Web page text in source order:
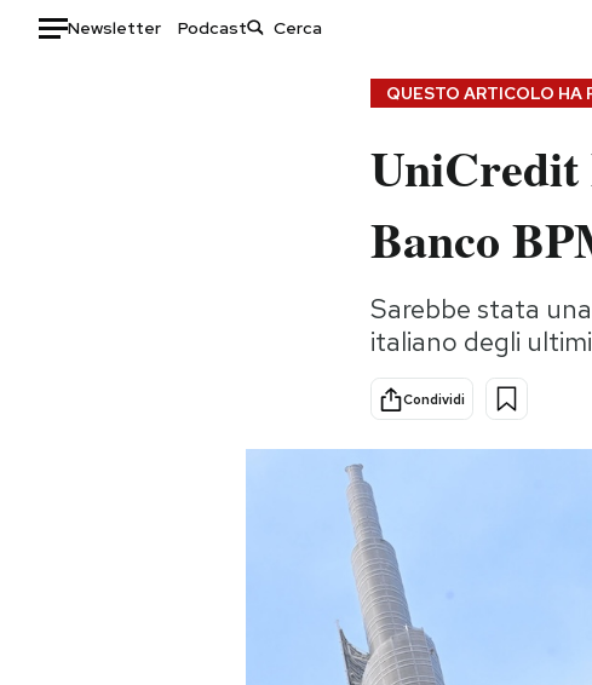
Newsletter Podcast
Storie/Idee
Ok Boomer!
Altrecose
Mondiali calcio 2026
QUESTO ARTICOLO HA
UniCredit
Banco
Sarebbe stata
italiano degli
Condividi